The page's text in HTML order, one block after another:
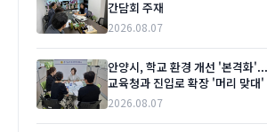
간담회 주재
2026.08.07
안양시, 학교 환경 개선 '본격화
교육청과 진입로 확장 '머리 맞대'
2026.08.07